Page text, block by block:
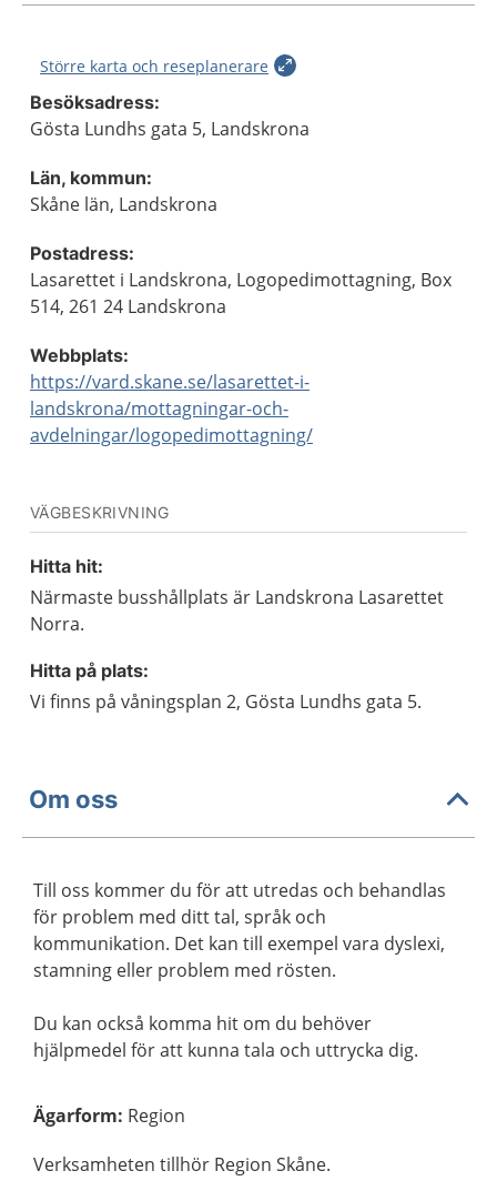
Större karta och reseplanerare
Besöksadress:
Gösta Lundhs gata 5, Landskrona
Län, kommun:
Skåne län, Landskrona
Postadress:
Lasarettet i Landskrona, Logopedimottagning, Box
514, 261 24 Landskrona
Webbplats:
https://vard.skane.se/lasarettet-i-
landskrona/mottagningar-och-
avdelningar/logopedimottagning/
VÄGBESKRIVNING
Hitta hit:
Närmaste busshållplats är Landskrona Lasarettet
Norra.
Hitta på plats:
Vi finns på våningsplan 2, Gösta Lundhs gata 5.
Om oss
Till oss kommer du för att utredas och behandlas
för problem med ditt tal, språk och
kommunikation. Det kan till exempel vara dyslexi,
stamning eller problem med rösten.
Du kan också komma hit om du behöver
hjälpmedel för att kunna tala och uttrycka dig.
Ägarform: Region
Verksamheten tillhör Region Skåne.